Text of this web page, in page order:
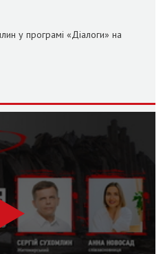
у програмі «Діалоги» на